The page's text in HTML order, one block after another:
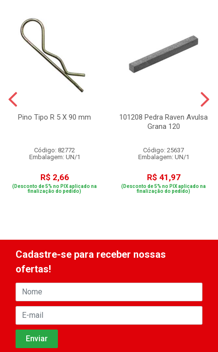
Pino Tipo R 5 X 90 mm
Código: 82772
Embalagem: UN/1
R$ 2,66
(Desconto de 5% no PIX aplicado na
finalização do pedido)
101208 Pedra Raven Avulsa
Grana 120
Código: 25637
Embalagem: UN/1
R$ 41,97
(Desconto de 5% no PIX aplicado na
finalização do pedido)
Cadastre-se para receber nossas
ofertas!